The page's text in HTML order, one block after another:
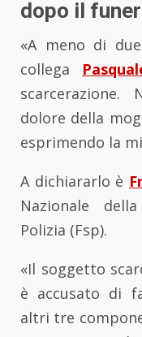
dopo il
«A meno di
collega
dolore della
esprimendo la
A dichiararlo è
Nazionale
Polizia (Fsp).
«Il soggetto
è accusato di
altri tre